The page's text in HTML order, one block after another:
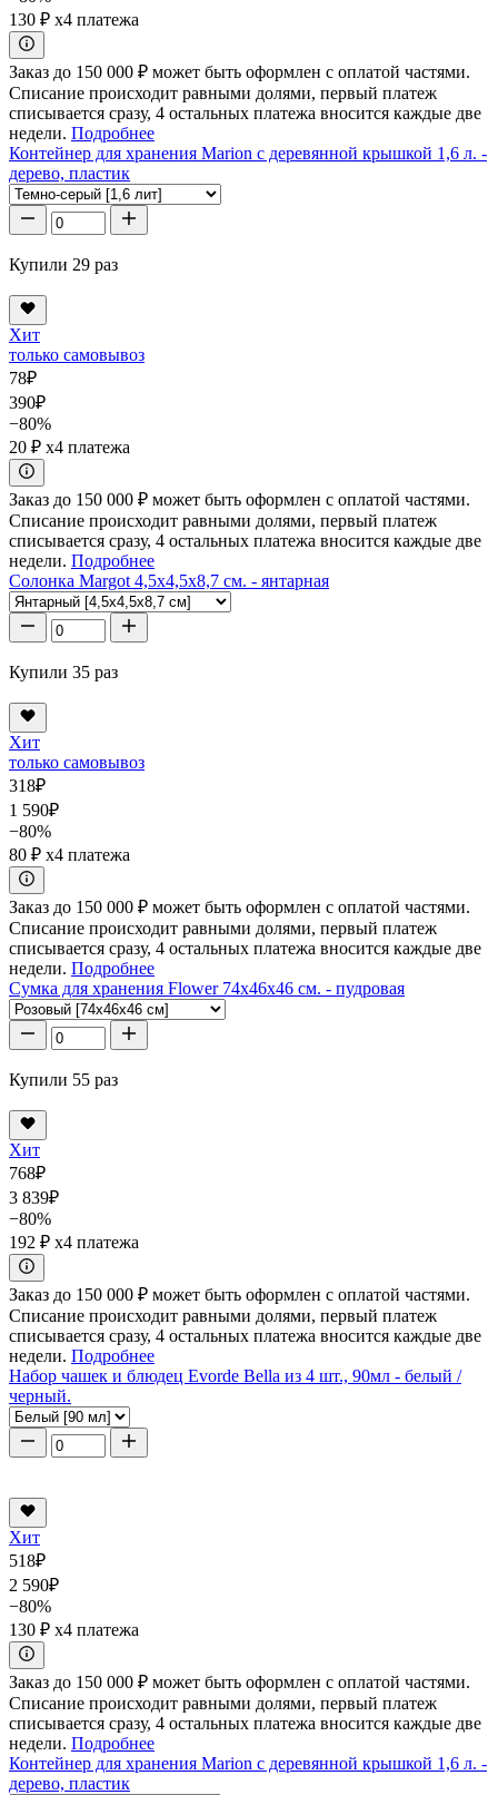
130 ₽ x4 платежа
Заказ до 150 000 ₽ может быть оформлен с оплатой частями.
Списание происходит равными долями, первый платеж
списывается сразу, 4 остальных платежа вносится каждые две
недели. Подробнее
Контейнер для хранения Marion с деревянной крышкой 1,6 л. -
дерево, пластик
Купили 29 раз
Хит
только самовывоз
78₽
390₽
−80%
20 ₽ x4 платежа
Заказ до 150 000 ₽ может быть оформлен с оплатой частями.
Списание происходит равными долями, первый платеж
списывается сразу, 4 остальных платежа вносится каждые две
недели. Подробнее
Солонка Margot 4,5x4,5x8,7 см. - янтарная
Купили 35 раз
Хит
только самовывоз
318₽
1 590₽
−80%
80 ₽ x4 платежа
Заказ до 150 000 ₽ может быть оформлен с оплатой частями.
Списание происходит равными долями, первый платеж
списывается сразу, 4 остальных платежа вносится каждые две
недели. Подробнее
Сумка для хранения Flower 74x46x46 см. - пудровая
Купили 55 раз
Хит
768₽
3 839₽
−80%
192 ₽ x4 платежа
Заказ до 150 000 ₽ может быть оформлен с оплатой частями.
Списание происходит равными долями, первый платеж
списывается сразу, 4 остальных платежа вносится каждые две
недели. Подробнее
Набор чашек и блюдец Evorde Bella из 4 шт., 90мл - белый /
черный.
Хит
518₽
2 590₽
−80%
130 ₽ x4 платежа
Заказ до 150 000 ₽ может быть оформлен с оплатой частями.
Списание происходит равными долями, первый платеж
списывается сразу, 4 остальных платежа вносится каждые две
недели. Подробнее
Контейнер для хранения Marion с деревянной крышкой 1,6 л. -
дерево, пластик